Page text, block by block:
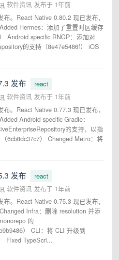
软件资讯 发布于 1年前
。React Native 0.80.2 现已发布，
Hermes：添加了重置时区缓存
Android specific RNGP：添加对
的支持（8e47e5486f） iOS
发布
react
软件资讯 发布于 1年前
。React Native 0.77.3 现已发布，
Android specific Gradle：
的支持，以指
6cb8dc37c7） Changed Metro：将
发布
react
软件资讯 发布于 1年前
。React Native 0.75.3 现已发布，
Infra：删除 resolution 并添
的
） CLI：将 CLI 升级到
Fixed TypeScri...